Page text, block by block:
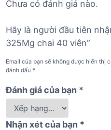
Chưa có đánh giá nào.
Hãy là người đầu tiên
325Mg chai 40 viên”
Email của bạn sẽ không được hiển thị
đánh dấu *
Đánh giá của bạn *
Nhận xét của bạn *